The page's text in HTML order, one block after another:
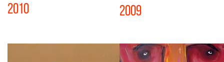
2010 2009